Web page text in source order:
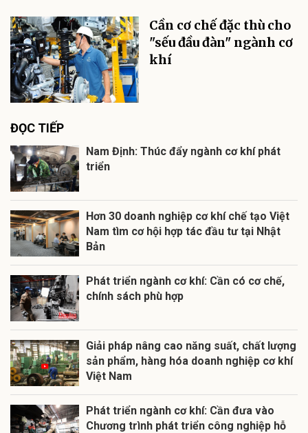
Cần cơ chế đặc thù cho
"sếu đầu đàn" ngành cơ
khí
ĐỌC TIẾP
Nam Định: Thúc đẩy ngành cơ khí phát
triển
Hơn 30 doanh nghiệp cơ khí chế tạo Việt
Nam tìm cơ hội hợp tác đầu tư tại Nhật
Bản
Phát triển ngành cơ khí: Cần có cơ chế,
chính sách phù hợp
Giải pháp nâng cao năng suất, chất lượng
sản phẩm, hàng hóa doanh nghiệp cơ khí
Việt Nam
Phát triển ngành cơ khí: Cần đưa vào
Chương trình phát triển công nghiệp hỗ